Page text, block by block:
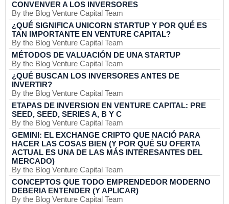
CONVENVER A LOS INVERSORES
By the Blog Venture Capital Team
¿QUÉ SIGNIFICA UNICORN STARTUP Y POR QUÉ ES
TAN IMPORTANTE EN VENTURE CAPITAL?
By the Blog Venture Capital Team
MÉTODOS DE VALUACIÓN DE UNA STARTUP
By the Blog Venture Capital Team
¿QUÉ BUSCAN LOS INVERSORES ANTES DE
INVERTIR?
By the Blog Venture Capital Team
ETAPAS DE INVERSION EN VENTURE CAPITAL: PRE
SEED, SEED, SERIES A, B Y C
By the Blog Venture Capital Team
GEMINI: EL EXCHANGE CRIPTO QUE NACIÓ PARA
HACER LAS COSAS BIEN (Y POR QUÉ SU OFERTA
ACTUAL ES UNA DE LAS MÁS INTERESANTES DEL
MERCADO)
By the Blog Venture Capital Team
CONCEPTOS QUE TODO EMPRENDEDOR MODERNO
DEBERIA ENTENDER (Y APLICAR)
By the Blog Venture Capital Team